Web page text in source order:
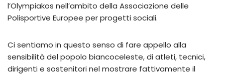
l’Olympiakos nell’ambito della Associazione delle
Polisportive Europee per progetti sociali.
Ci sentiamo in questo senso di fare appello alla
sensibilità del popolo biancoceleste, di atleti, tecnici,
dirigenti e sostenitori nel mostrare fattivamente il